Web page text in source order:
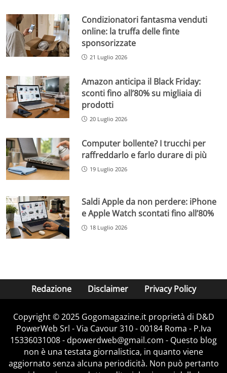
Condizionatori fantasma venduti
online: la truffa delle finte
sponsorizzate
21 Luglio 2026
Amazon anticipa il Black Friday:
sconti fino all’80% su migliaia di
prodotti
20 Luglio 2026
Computer bollente? I trucchi per
raffreddarlo e farlo durare di più
19 Luglio 2026
Saldi Apple da non perdere: iPhone
e Apple Watch scontati fino all’80%
18 Luglio 2026
Redazione Disclaimer Privacy Policy
Copyright © 2025 Gogomagazine.it proprietà di D&D
PowerWeb Srl - Via Cavour 310 - 00184 Roma - P.Iva
15336031008 - dpowerdweb@gmail.com - Questo blog
non è una testata giornalistica, in quanto viene
aggiornato senza alcuna periodicità. Non può pertanto